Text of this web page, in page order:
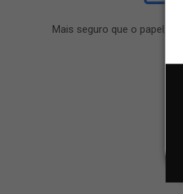
Mais seguro que o papel,